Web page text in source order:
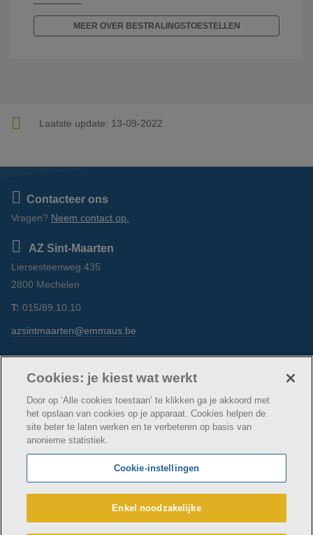
MEER OVER BESTRALINGSTOESTELLEN
Laatste update: 13-09-2022
Contacteer ons
Vragen? Neem contact op.
AZ Sint-Maarten
Liersesteenweg 435
2800 Mechelen
T: 015/89.10.10
azsintmaarten@emmaus.be
sint-maarten/
© AZ Sint-Maarten
Cookie verklaring
Privacybeleid
Webtoegankelijkheidsverklaring
AZ Sint-Maarten maakt deel uit van
Maatschappelijke zetel Edgard Tinellaan 1c, 2800
Cookies: je kiest wat werkt
Door op ‘Alle cookies toestaan’ te klikken ga je akkoord met
het opslaan van cookies op je apparaat. Cookies helpen de
site beter te laten werken en te verbeteren op basis van
anonieme statistiek.
Cookie-instellingen
Enkel noodzakelijke